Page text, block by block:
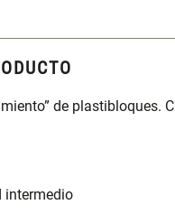
de plastibloques.
intermedio